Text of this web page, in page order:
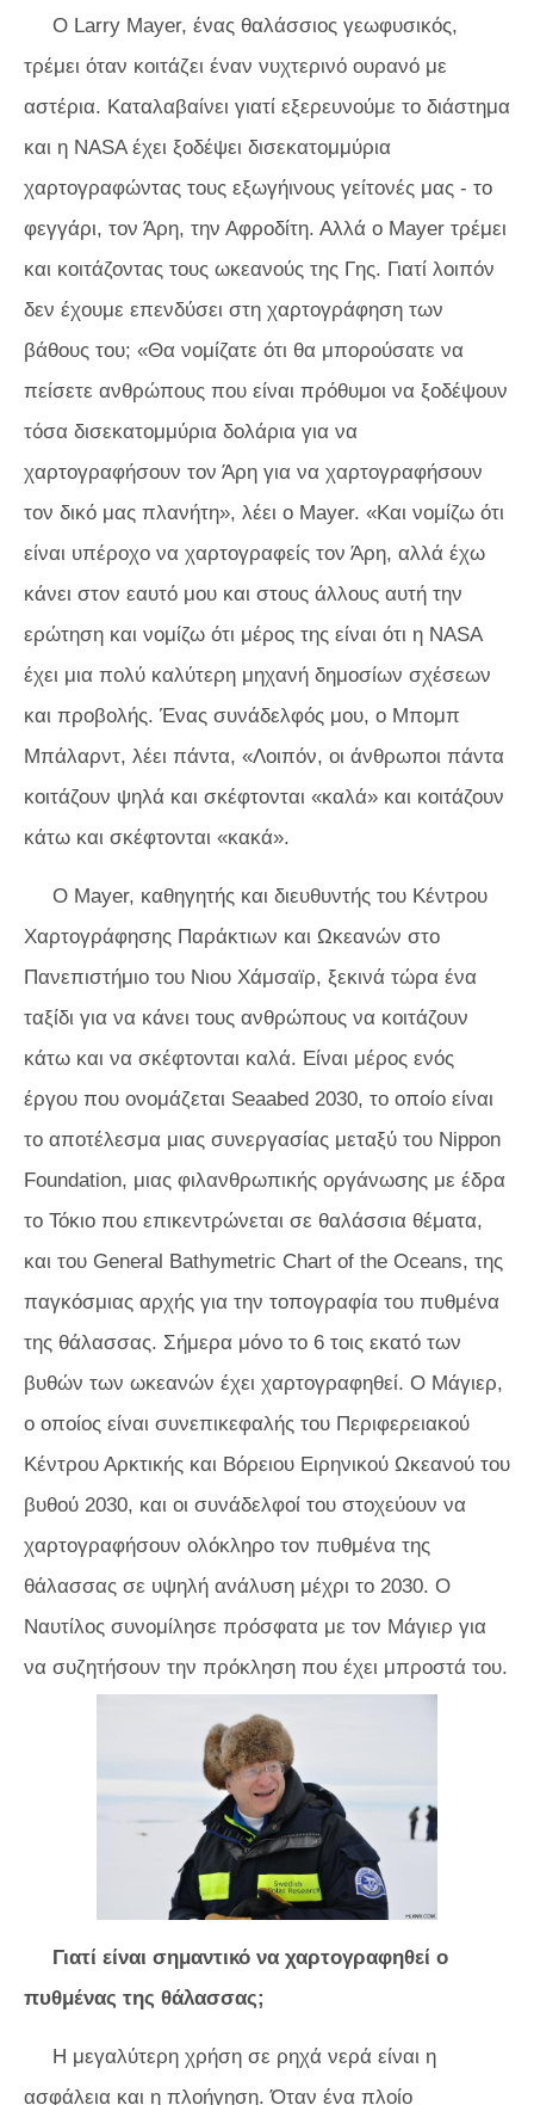
Ο Larry Mayer, ένας θαλάσσιος γεωφυσικός,
τρέμει όταν κοιτάζει έναν νυχτερινό ουρανό με
αστέρια. Καταλαβαίνει γιατί εξερευνούμε το διάστημα
και η NASA έχει ξοδέψει δισεκατομμύρια
χαρτογραφώντας τους εξωγήινους γείτονές μας - το
φεγγάρι, τον Άρη, την Αφροδίτη. Αλλά ο Mayer τρέμει
και κοιτάζοντας τους ωκεανούς της Γης. Γιατί λοιπόν
δεν έχουμε επενδύσει στη χαρτογράφηση των
βάθους του; «Θα νομίζατε ότι θα μπορούσατε να
πείσετε ανθρώπους που είναι πρόθυμοι να ξοδέψουν
τόσα δισεκατομμύρια δολάρια για να
χαρτογραφήσουν τον Άρη για να χαρτογραφήσουν
τον δικό μας πλανήτη», λέει ο Mayer. «Και νομίζω ότι
είναι υπέροχο να χαρτογραφείς τον Άρη, αλλά έχω
κάνει στον εαυτό μου και στους άλλους αυτή την
ερώτηση και νομίζω ότι μέρος της είναι ότι η NASA
έχει μια πολύ καλύτερη μηχανή δημοσίων σχέσεων
και προβολής. Ένας συνάδελφός μου, ο Μπομπ
Μπάλαρντ, λέει πάντα, «Λοιπόν, οι άνθρωποι πάντα
κοιτάζουν ψηλά και σκέφτονται «καλά» και κοιτάζουν
κάτω και σκέφτονται «κακά».
Ο Mayer, καθηγητής και διευθυντής του Κέντρου
Χαρτογράφησης Παράκτιων και Ωκεανών στο
Πανεπιστήμιο του Νιου Χάμσαϊρ, ξεκινά τώρα ένα
ταξίδι για να κάνει τους ανθρώπους να κοιτάζουν
κάτω και να σκέφτονται καλά. Είναι μέρος ενός
έργου που ονομάζεται Seaabed 2030, το οποίο είναι
το αποτέλεσμα μιας συνεργασίας μεταξύ του Nippon
Foundation, μιας φιλανθρωπικής οργάνωσης με έδρα
το Τόκιο που επικεντρώνεται σε θαλάσσια θέματα,
και του General Bathymetric Chart of the Oceans, της
παγκόσμιας αρχής για την τοπογραφία του πυθμένα
της θάλασσας. Σήμερα μόνο το 6 τοις εκατό των
βυθών των ωκεανών έχει χαρτογραφηθεί. Ο Μάγιερ,
ο οποίος είναι συνεπικεφαλής του Περιφερειακού
Κέντρου Αρκτικής και Βόρειου Ειρηνικού Ωκεανού του
βυθού 2030, και οι συνάδελφοί του στοχεύουν να
χαρτογραφήσουν ολόκληρο τον πυθμένα της
θάλασσας σε υψηλή ανάλυση μέχρι το 2030. Ο
Ναυτίλος συνομίλησε πρόσφατα με τον Μάγιερ για
να συζητήσουν την πρόκληση που έχει μπροστά του.
Γιατί είναι σημαντικό να χαρτογραφηθεί ο
πυθμένας της θάλασσας;
Η μεγαλύτερη χρήση σε ρηχά νερά είναι η
ασφάλεια και η πλοήγηση. Όταν ένα πλοίο